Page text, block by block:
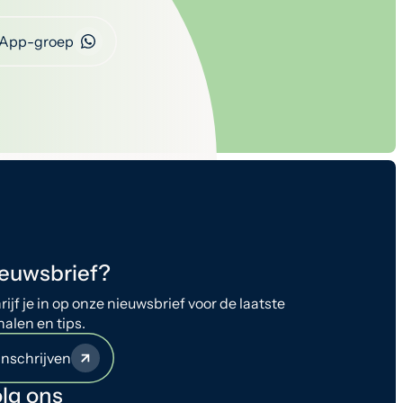
groep
je in op onze nieuwsbrief voor de laatste
en tips.
ons